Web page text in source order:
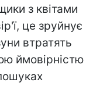
з квітами
це зруйнує
втратять
ймовірністю